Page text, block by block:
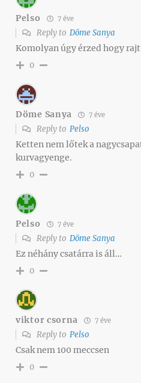
Pelso 7 éve
Reply to Döme Sanya
Komolyan úgy érzed hogy
0
Döme Sanya 7 éve
Reply to Pelso
Ketten nem lőtek a
kurvagyenge.
0
Pelso 7 éve
Reply to Döme Sanya
Ez néhány csatárra is áll…
0
viktor csorna 7 éve
Reply to Pelso
Csak nem 100 meccsen
0